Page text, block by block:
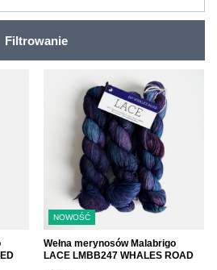
Filtrowanie
NOWOŚĆ
Wełna merynosów Malabrigo
LACE LMBB247 WHALES ROAD